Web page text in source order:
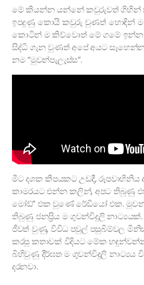
මේ කියන්න යන්නේ කවුරුවත් ගිහින්
ඉපදුණු කොයි කවුරු වුණත් හොඳින් ම
කොටින් ම කිව්වොත් මේ ගමේ ඉන්න
සිද්ධි ගැන වුණත් අපේ අයට
නම “මුවන්පැලැස්ස”.
මීට දශක කීපයකට උඩදී,
කාමරයට එන්න කලින්, අපට තිබුණු
මෝඩ්” එක වුණේ රේඩියෝ එක.
තිබුණු ජනප්‍රිය ම ගුවන්විදුලි නාට්‍යයක්.
ජීවත් වුණු, විවිධ පවුල් පසුබිම්වල
කරපු කතාවක් විදියට මේක
බිහිවුණු දීර්ඝත ම ගුවන්විදුලි නාට්‍යය
දරනවා.